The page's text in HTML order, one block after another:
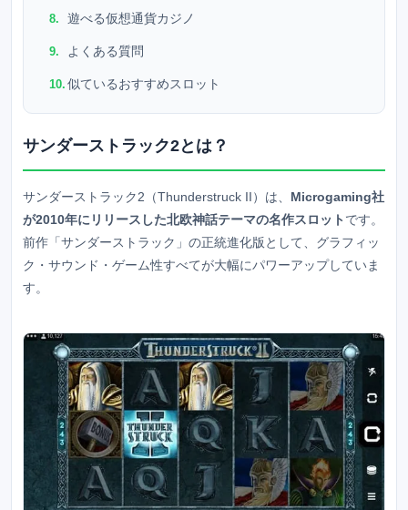
遊べる仮想通貨カジノ
よくある質問
似ているおすすめスロット
サンダーストラック2とは？
サンダーストラック2（Thunderstruck II）は、 Microgaming社
が2010年にリリースした北欧神話テーマの名作スロット です。
前作「サンダーストラック」の正統進化版として、グラフィッ
ク・サウンド・ゲーム性すべてが大幅にパワーアップしていま
す。